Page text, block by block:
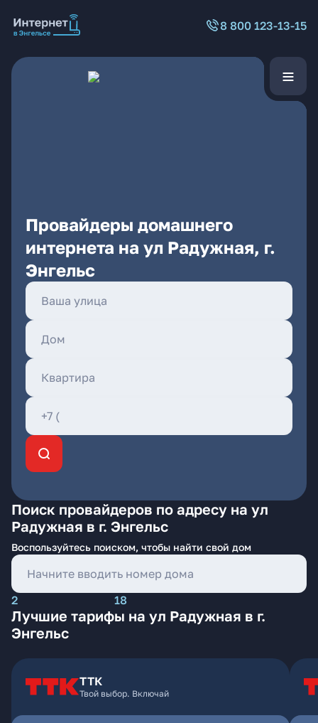
8 800 123-13-15
Провайдеры домашнего
интернета на ул Радужная, г.
Энгельс
Поиск провайдеров по адресу на ул
Радужная в г. Энгельс
Воспользуйтесь поиском, чтобы найти свой дом
2 18
Лучшие тарифы на ул Радужная в г.
Энгельс
ТТК
Твой выбор. Включай